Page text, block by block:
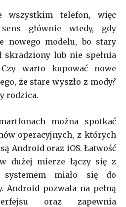
wszystkim telefon, więc
głównie wtedy, gdy
nowego modelu, bo stary
skradziony lub nie spełnia
warto kupować nowe
że stare wyszło z mody?
rodzica.
można spotkać
operacyjnych, z których
Android oraz iOS. Łatwość
dużej mierze łączy się z
miało się do
Android pozwala na pełną
oraz zapewnia